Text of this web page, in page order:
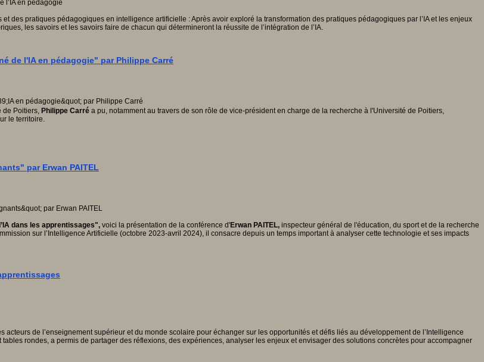
des pratiques pédagogiques en intelligence artificielle : Après avoir exploré la transformation des pratiques pédagogiques par l’IA et les enjeux
les savoirs et les savoirs faire de chacun qui détermineront la réussite de l’intégration de l’IA.
de l'IA en pédagogie" par Philippe Carré
de Poitiers, Philippe Carré a pu, notamment au travers de son rôle de vice-président en charge de la recherche à l'Université de Poitiers,
le territoire.
par Erwan PAITEL
dans les apprentissages", voici la présentation de la conférence d'Erwan PAITEL, inspecteur général de l'éducation, du sport et de la recherche
sur l’Intelligence Artificielle (octobre 2023-avril 2024), il consacre depuis un temps important à analyser cette technologie et ses impacts
de l’enseignement supérieur et du monde scolaire pour échanger sur les opportunités et défis liés au développement de l’Intelligence
rondes, a permis de partager des réflexions, des expériences, analyser les enjeux et envisager des solutions concrètes pour accompagner